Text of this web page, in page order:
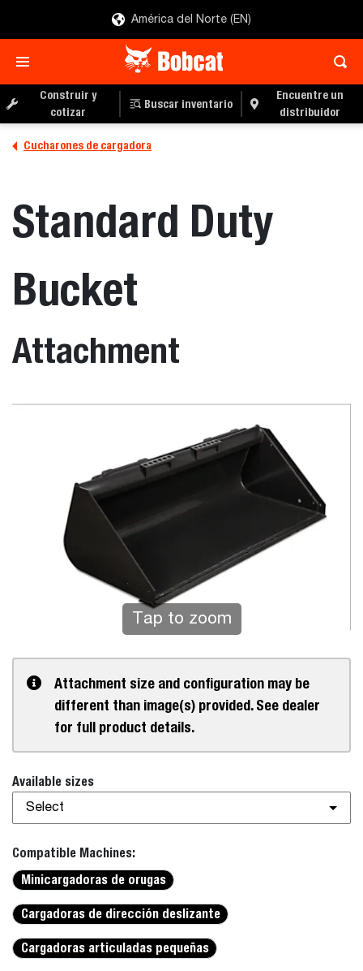
América del Norte (EN)
Construir y
cotizar
Buscar inventario
Encuentre un
distribuidor
Cucharones de cargadora
Standard Duty
Bucket
Attachment
Tap to zoom
Attachment size and configuration may be
different than image(s) provided. See dealer
for full product details.
Available sizes
Select
Compatible Machines:
Minicargadoras de orugas
Cargadoras de dirección deslizante
Cargadoras articuladas pequeñas